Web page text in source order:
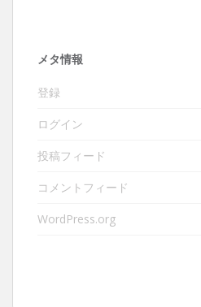
メタ情報
登録
ログイン
投稿フィード
コメントフィード
WordPress.org